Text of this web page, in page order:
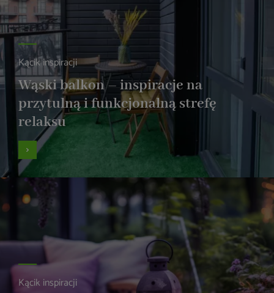
Kącik inspiracji
Wąski balkon – inspiracje na
przytulną i funkcjonalną strefę
relaksu
Kącik inspiracji